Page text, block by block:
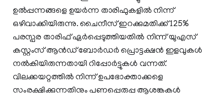
ഉൽപ്പന്നങ്ങളെ ഉയർന്ന താരിഫുകളിൽ നിന്ന്
ഒഴിവാക്കിയിരുന്നു. ചൈനീസ് ഇറക്കുമതിക്ക് 125%
പരസ്പര താരിഫ് ഏർപ്പെടുത്തിയതിൽ നിന്ന് യുഎസ്
കസ്റ്റംസ് ആൻഡ് ബോർഡർ പ്രൊട്ടക്ഷൻ ഇളവുകൾ
നൽകിയിരുന്നതായി റിപ്പോർട്ടുകൾ വന്നത്.
വിലക്കയറ്റത്തിൽ നിന്ന് ഉപഭോക്താക്കളെ
സംരക്ഷിക്കുന്നതിനും പണപ്പെരുപ്പ ആശങ്കകൾ